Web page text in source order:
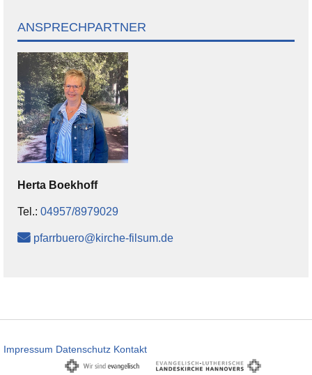
ANSPRECHPARTNER
Herta Boekhoff
Tel.: 04957/8979029
pfarrbuero@kirche-filsum.de
Impressum Datenschutz Kontakt